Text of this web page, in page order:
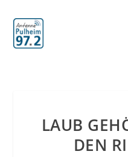
LAUB
DEN